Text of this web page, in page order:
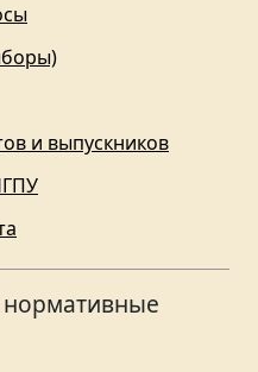
и выпускников